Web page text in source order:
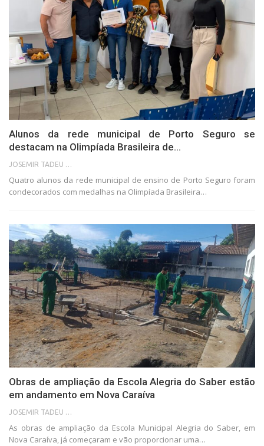
Alunos da rede municipal de Porto Seguro se
destacam na Olimpíada Brasileira de…
JOSEMIR TADEU FONSECA
Quatro alunos da rede municipal de ensino de Porto Seguro foram
condecorados com medalhas na Olimpíada Brasileira…
Obras de ampliação da Escola Alegria do Saber estão
em andamento em Nova Caraíva
JOSEMIR TADEU FONSECA
As obras de ampliação da Escola Municipal Alegria do Saber, em
Nova Caraíva, já começaram e vão proporcionar uma…